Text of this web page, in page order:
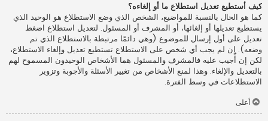
كيف أستطيع تعديل استطلاع ما أو إلغاءه؟
كما هو الحال بالنسبة للمواضيع، الشخص الذي وضع الاستطلاع هو الوحيد الذي
يستطيع تعديلها أو إلغائها، أو المشرف أو المسئول. لتعديل استطلاع اضغط
تعديل على أول إرسال للموضوع (وهي دائمًا مرتبطة بالاستطلاع الذي تم
وضعه). إن لم يجب أي شخص على الاستطلاع تستطيع تعديل وإلغاء الاستطلاع،
لكن إن أُجيب عليه فالمشرف والمسئول هما الأشخاص الوحيدون المسموح لهم
بالتعديل والإلغاء. وهذا لمنع الأشخاص من تغيير الأسئلة والأجوبة وتزوير
الاستطلاعات في وسط الفترة.
أعلى